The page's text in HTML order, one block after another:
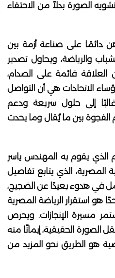
الصورة بدلاً من الاحتفاء
دائمًا على صناعة أزمة بين
والرياضة، ويحاول تصدير
العلاقة قائمة على الصدام،
الاتحادات هي أن التواصل
غالبًا إلى حلول سريعة ودعم
بين ما يُقال وما يحدث
الذي يقوم به المهندس ياسر
المصرية، الذي يتابع تفاصيل
في هدوء بعيدًا عن الضجيج،
هو استقرار الرياضة المصرية
مسيرة الإنجازات. ويحرص
الصورة الحقيقية، إيمانًا منه
هو الطريق نحو المزيد من